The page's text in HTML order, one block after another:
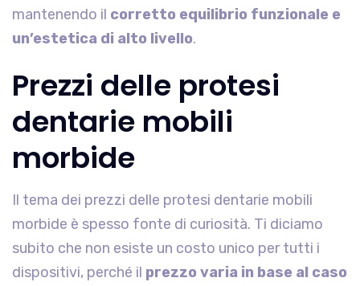
mantenendo il corretto equilibrio funzionale e
un’estetica di alto livello.
Prezzi delle protesi
dentarie mobili
morbide
Il tema dei prezzi delle protesi dentarie mobili
morbide è spesso fonte di curiosità. Ti diciamo
subito che non esiste un costo unico per tutti i
dispositivi, perché il prezzo varia in base al caso